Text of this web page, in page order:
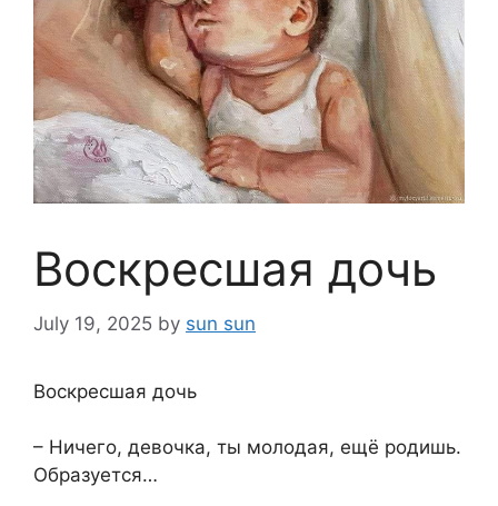
Воскресшая дочь
July 19, 2025 by sun sun
Воскресшая дочь
– Ничего, девочка, ты молодая, ещё родишь.
Образуется…